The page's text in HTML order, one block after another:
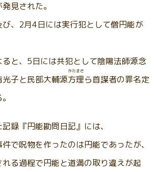
見された。
、2月4日には実行犯として僧円能が
ると、5日には共犯として陰陽法師源念
子と民部大輔源方理
かたまさ
ら首謀者の罪名定
録『円能勘問日記』には、
で呪物を作ったのは円能であったが、
る過程で円能と道満の取り違えが起